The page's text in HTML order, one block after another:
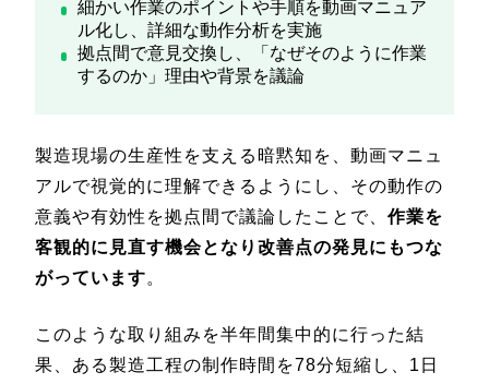
細かい作業のポイントや手順を動画マニュア
ル化し、詳細な動作分析を実施
拠点間で意見交換し、「なぜそのように作業
するのか」理由や背景を議論
製造現場の生産性を支える暗黙知を、動画マニュ
アルで視覚的に理解できるようにし、その動作の
意義や有効性を拠点間で議論したことで、 作業を
客観的に見直す機会となり改善点の発見にもつな
がっています。
このような取り組みを半年間集中的に行った結
果、ある製造工程の制作時間を78分短縮し、1日